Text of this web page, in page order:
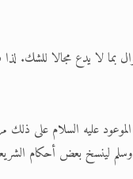
لا يدع مجالا للشك. لذا
عليه السلام على
وسلم لينسخ بعض أحكام